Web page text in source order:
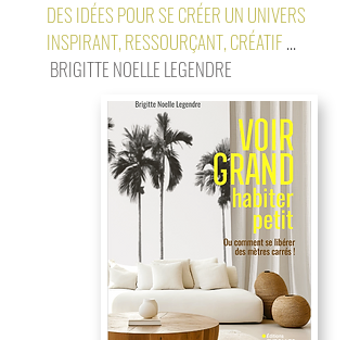
DES IDÉES POUR SE CRÉER UN UNIVERS
INSPIRANT, RESSOURÇANT, CRÉATIF ...
BRIGITTE NOELLE LEGENDRE